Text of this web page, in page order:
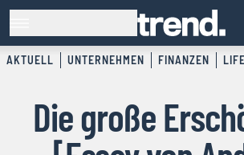
AKTUELL UNTERNEHMEN FINANZEN
Die große